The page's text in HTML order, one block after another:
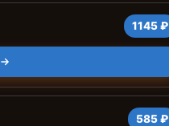
1145 ₽
585 ₽